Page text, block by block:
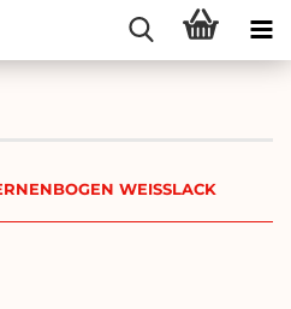
WEISSLACK G